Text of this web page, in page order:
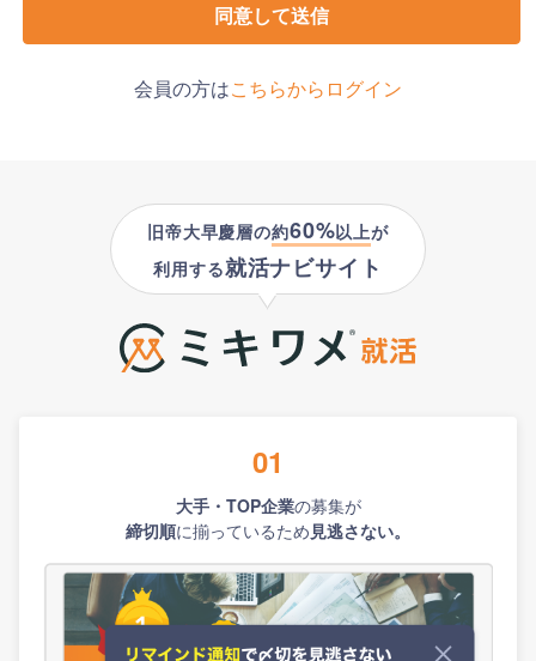
同意して送信
会員の方はこちらからログイン
旧帝大早慶層の約60%以上が
利用する就活ナビサイト
01
大手・TOP企業の募集が
締切順に揃っているため見逃さない。